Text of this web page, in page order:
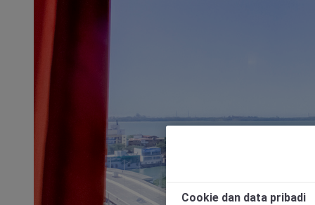
Cookie dan data pribadi